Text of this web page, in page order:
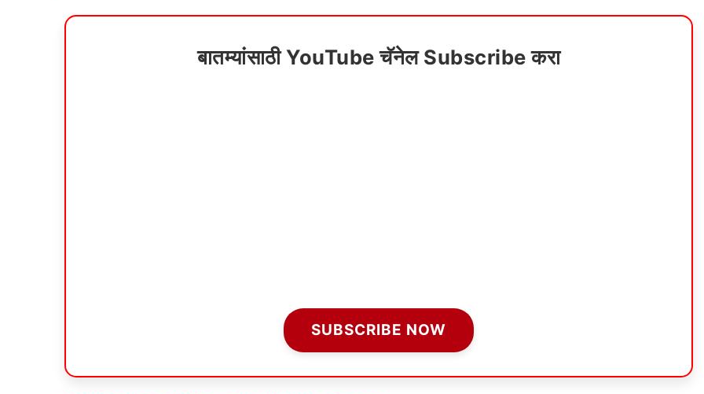
बातम्यांसाठी YouTube चॅनेल Subscribe करा
SUBSCRIBE NOW